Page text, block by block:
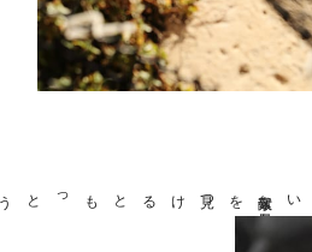
ガイドブックにない
素敵な
景色
を
見つけると
もっとうれしい。